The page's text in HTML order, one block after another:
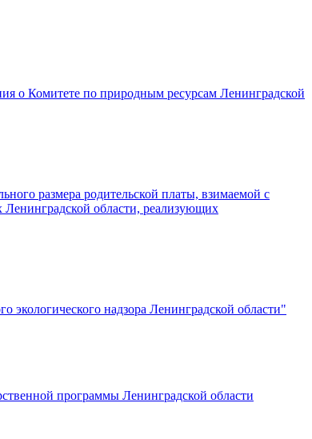
о Комитете по природным ресурсам Ленинградской
размера родительской платы, взимаемой с
Ленинградской области, реализующих
экологического надзора Ленинградской области"
программы Ленинградской области